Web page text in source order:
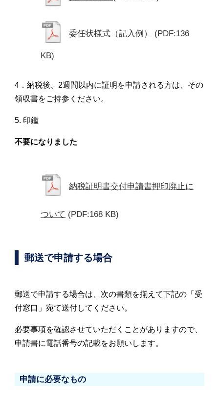
委任状様式（記入例） (PDF:136
KB)
4．納税後、2週間以内に証明を申請される方は、その
領収書をご持参ください。
5. 印鑑
不要になりました
納税証明書交付申請書押印廃止に
ついて (PDF:168 KB)
郵送で申請する場合
郵送で申請する場合は、次の書類を揃えて下記の「受
付窓口」宛て送付してください。
必要事項を確認させていただくことがありますので、
申請書に電話番号の記載をお願いします。
申請に必要なもの